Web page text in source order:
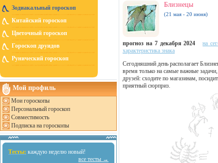
Зодиакальный гороскоп
Китайский гороскоп
Цветочный гороскоп
Гороскоп друидов
Рунический гороскоп
Мой профиль
Мои гороскопы
Персональный гороскоп
Совместимость
Подписка на гороскопы
Тесты: каждую неделю новый!
все тесты →
Близнецы
(21 мая - 20 июня)
прогноз на 7 декабря 2024
на
характеристика знака
Сегодняшний день располагает
время только на самые важные
друзей: сходите по магазинам,
приятный сюрприз.